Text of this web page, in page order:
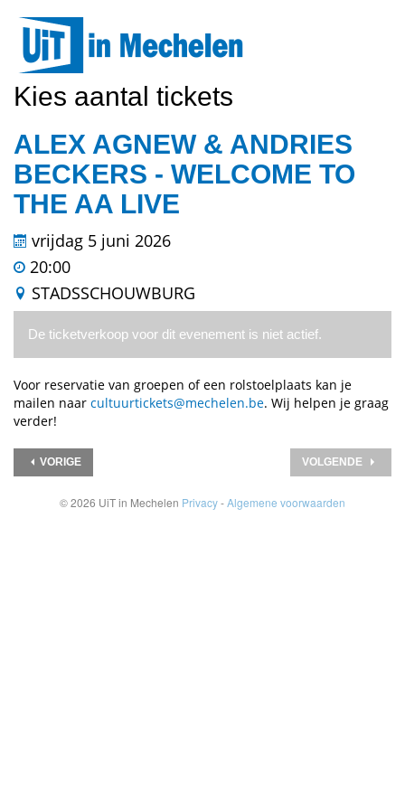
Kies aantal tickets
ALEX AGNEW & ANDRIES
BECKERS - WELCOME TO
THE AA LIVE
vrijdag 5 juni 2026
20:00
STADSSCHOUWBURG
De ticketverkoop voor dit evenement is niet actief.
Voor reservatie van groepen of een rolstoelplaats kan je
mailen naar cultuurtickets@mechelen.be. Wij helpen je graag
verder!
VORIGE VOLGENDE
© 2026 UiT in Mechelen Privacy-Algemene voorwaarden